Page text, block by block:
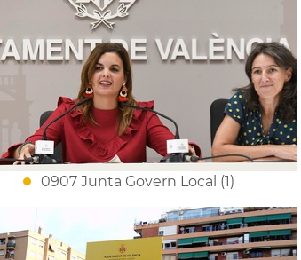
0907 Junta Govern Local (1)